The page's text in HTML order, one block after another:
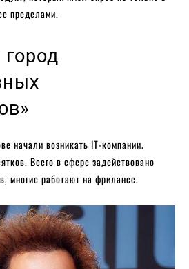
пределами.
начали возникать IT-компании.
Всего в сфере задействовано
многие работают на фрилансе.